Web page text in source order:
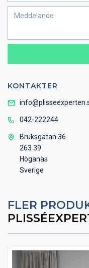
KONTAKTER
042-222244
Bruksgatan 36
263 39
Höganäs
Sverige
FLER